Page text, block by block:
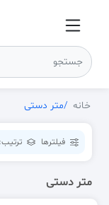
خانه متر دستی
فیلترها
متر دستی